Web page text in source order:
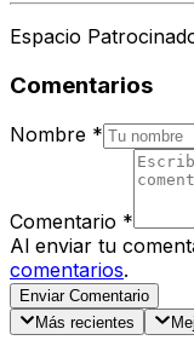
Espacio
Comentarios
Nombre *
Comentario *
Al enviar tu
comentarios.
Enviar Comentario
Más recientes